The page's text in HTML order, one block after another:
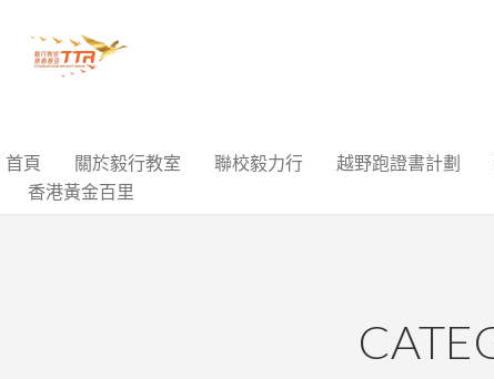
首頁 關於毅行教室 聯校毅力行 越野跑證書計劃
香港黃金百里